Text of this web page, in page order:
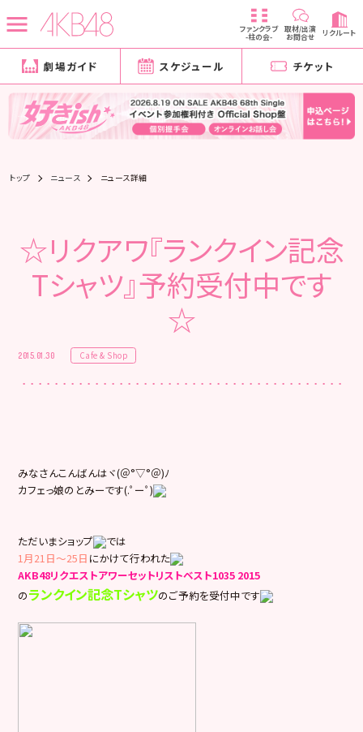
ファンクラブ
-柱の会-
取材/出演
お問合せ リクルート
劇場ガイド スケジュール チケット
トップ ニュース ニュース詳細
☆リクアワ『ランクイン記念
Tシャツ』予約受付中です
☆
2015.01.30 Cafe & Shop
みなさんこんばんはヾ(＠°▽°＠)ﾉ
カフェっ娘のとみーです(.ﾟーﾟ)
ただいまショップ
では
1月21日～25日 にかけて行われた
AKB48リクエストアワーセットリストベスト1035 2015
のランクイン記念Tシャツのご予約を受付中です